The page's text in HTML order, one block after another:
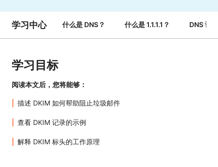
学习中心 什么是 DNS？ 什么是 1.1.1.1？ DNS 记录
学习目标
阅读本文后，您将能够：
描述 DKIM 如何帮助阻止垃圾邮件
查看 DKIM 记录的示例
解释 DKIM 标头的工作原理